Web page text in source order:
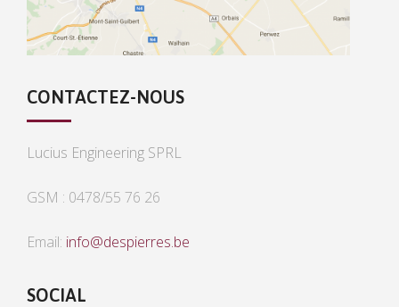
CONTACTEZ-NOUS
Lucius Engineering SPRL
GSM : 0478/55 76 26
Email: info@despierres.be
SOCIAL